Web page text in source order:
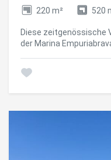
220 m² 520
Diese zeitgenössische
der Marina
m² und ist vollständig
Grillbereich mit Bar. Für
Hauptwohnzimmer